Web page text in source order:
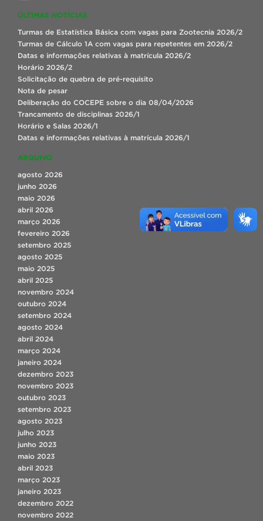
ÚLTIMAS NOTÍCIAS
Turmas de Estatística Básica com vagas para Zootecnia 2026/2
Turmas de Cálculo 1A com vagas para repetentes em 2026/2
Datas e informações relativas à matrícula 2026/2
Horário 2026/2
Solicitação de quebra de pré-requisito
Nota de pesar
Deliberação do COCEPE sobre o dia 08/04/2026
Trancamento de disciplinas 2026/1
Horário e Salas 2026/1
Datas e informações relativas à matrícula 2026/1
ARQUIVO
agosto 2026
junho 2026
maio 2026
abril 2026
março 2026
fevereiro 2026
setembro 2025
agosto 2025
maio 2025
abril 2025
novembro 2024
outubro 2024
setembro 2024
agosto 2024
abril 2024
março 2024
janeiro 2024
dezembro 2023
novembro 2023
outubro 2023
setembro 2023
agosto 2023
julho 2023
junho 2023
maio 2023
abril 2023
março 2023
janeiro 2023
dezembro 2022
novembro 2022